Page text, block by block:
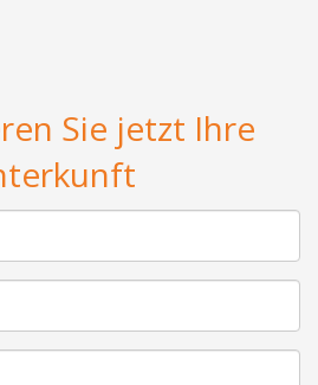
Sie jetzt Ihre